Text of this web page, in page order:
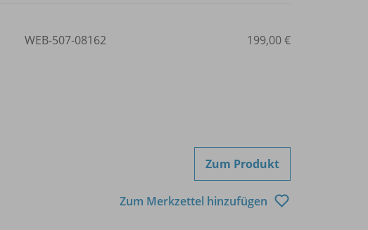
WEB-507-08162 199,00 €
Zum Produkt
Zum Merkzettel hinzufügen